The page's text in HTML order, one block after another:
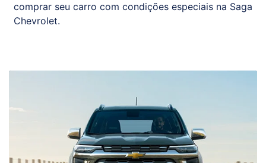
comprar seu carro com condições especiais na Saga
Chevrolet.